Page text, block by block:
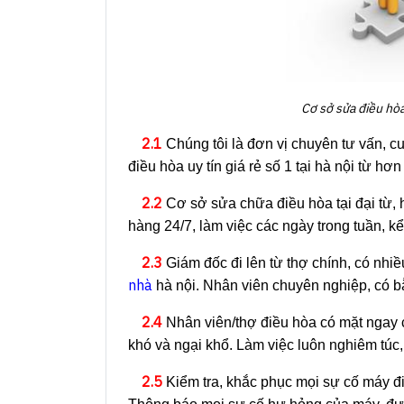
Cơ sở sửa điều
2.1 Chúng tôi là đơn vị chuyên tư vấn,
điều hòa uy tín giá rẻ số 1 tại hà nội từ
2.2 Cơ sở sửa chữa điều hòa tại đại từ,
hàng 24/7, làm việc các ngày trong tuần,
2.3 Giám đốc đi lên từ thợ chính, có
nhà hà nội. Nhân viên chuyên nghiệp, có
2.4 Nhân viên/thợ điều hòa có mặt
khó và ngại khổ. Làm việc luôn nghiêm
2.5 Kiểm tra, khắc phục mọi sự cố máy